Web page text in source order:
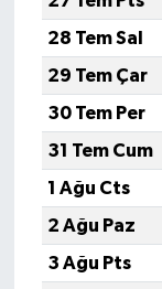
28 Tem Sal
29 Tem Çar
30 Tem Per
31 Tem Cum
1 Ağu Cts
2 Ağu Paz
3 Ağu Pts